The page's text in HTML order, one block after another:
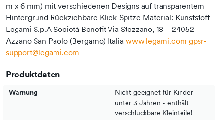
m x 6 mm) mit verschiedenen Designs auf transparentem
Hintergrund Rückziehbare Klick-Spitze Material: Kunststoff
Legami S.p.A Società Benefit Via Stezzano, 18 – 24052
Azzano San Paolo (Bergamo) Italia www.legami.com gpsr-
support@legami.com
Produktdaten
Warnung
Nicht geeignet für Kinder
unter 3 Jahren - enthält
verschluckbare Kleinteile!